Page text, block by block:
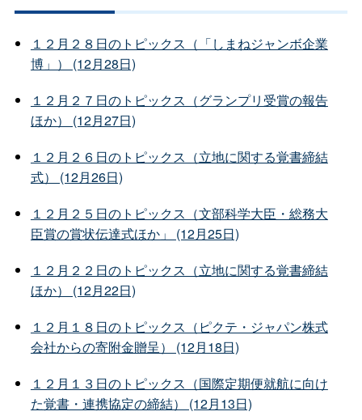
１２月２８日のトピックス（「しまねジャンボ企業
博」） (12月28日)
１２月２７日のトピックス（グランプリ受賞の報告
ほか） (12月27日)
１２月２６日のトピックス（立地に関する覚書締結
式） (12月26日)
１２月２５日のトピックス（文部科学大臣・総務大
臣賞の賞状伝達式ほか」 (12月25日)
１２月２２日のトピックス（立地に関する覚書締結
ほか） (12月22日)
１２月１８日のトピックス（ピクテ・ジャパン株式
会社からの寄附金贈呈） (12月18日)
１２月１３日のトピックス（国際定期便就航に向け
た覚書・連携協定の締結） (12月13日)